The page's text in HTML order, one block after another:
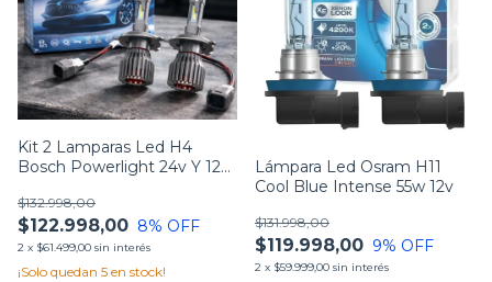
Kit 2 Lamparas Led H4
Bosch Powerlight 24v Y 12V
$122.998,00
$132.998,00
8% OFF
2 x $61.499,00 sin interés
¡Solo quedan 5 en stock!
Lámpara Led Osram H11
Cool Blue Intense 55w 12v
$119.998,00
$131.998,00
9% OFF
2 x $59.999,00 sin interés